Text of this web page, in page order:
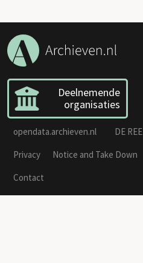
Deelnemende
organisaties
opendata.archieven.nl DE REE
Privacy
Notice and Take Down
Contact